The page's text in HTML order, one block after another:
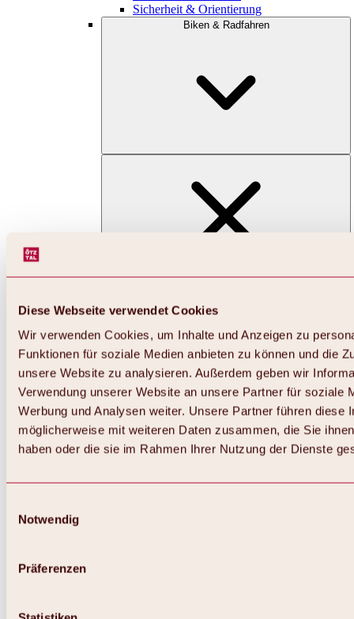
Diese Webseite verwendet Cookies
Wir verwenden Cookies, um Inhalte und Anzeigen zu
Funktionen für soziale Medien anbieten zu können und die
unsere Website zu analysieren. Außerdem geben wir
Verwendung unserer Website an unsere Partner für soziale
Werbung und Analysen weiter. Unsere Partner führen diese
möglicherweise mit weiteren Daten zusammen, die Sie
haben oder die sie im Rahmen Ihrer Nutzung der Dienste
Notwendig
Präferenzen
Sicherheit & Orientierung
Biken & Radfahren